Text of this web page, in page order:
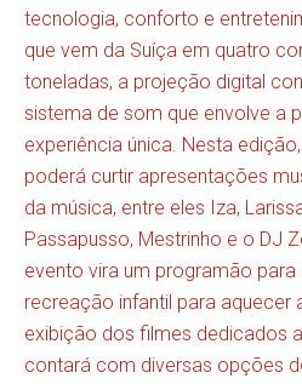
tecnologia, conforto e
que vem da Suíça em quatro
toneladas, a projeção digital
sistema de som que envolve a
experiência única. Nesta
poderá curtir apresentações
da música, entre eles Iza,
Passapusso, Mestrinho e o DJ
evento vira um programão
recreação infantil para aquecer
exibição dos filmes dedicados
contará com diversas opções